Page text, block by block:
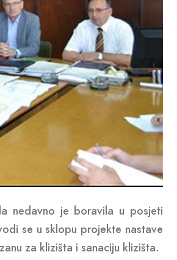
nedavno je boravila u posjeti
se u sklopu projekte nastave
za klizišta i sanaciju klizišta.